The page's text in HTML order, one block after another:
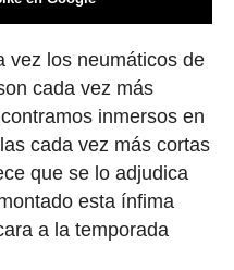
vez los neumáticos de
cada vez más
inmersos en
cada vez más cortas
que se lo adjudica
esta ínfima
a la temporada